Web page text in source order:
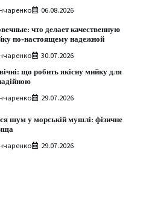
06.08.2026
что делает качественную
по-настоящему надежной
30.07.2026
що робить якісну мийку для
29.07.2026
шум у морській мушлі: фізичне
29.07.2026